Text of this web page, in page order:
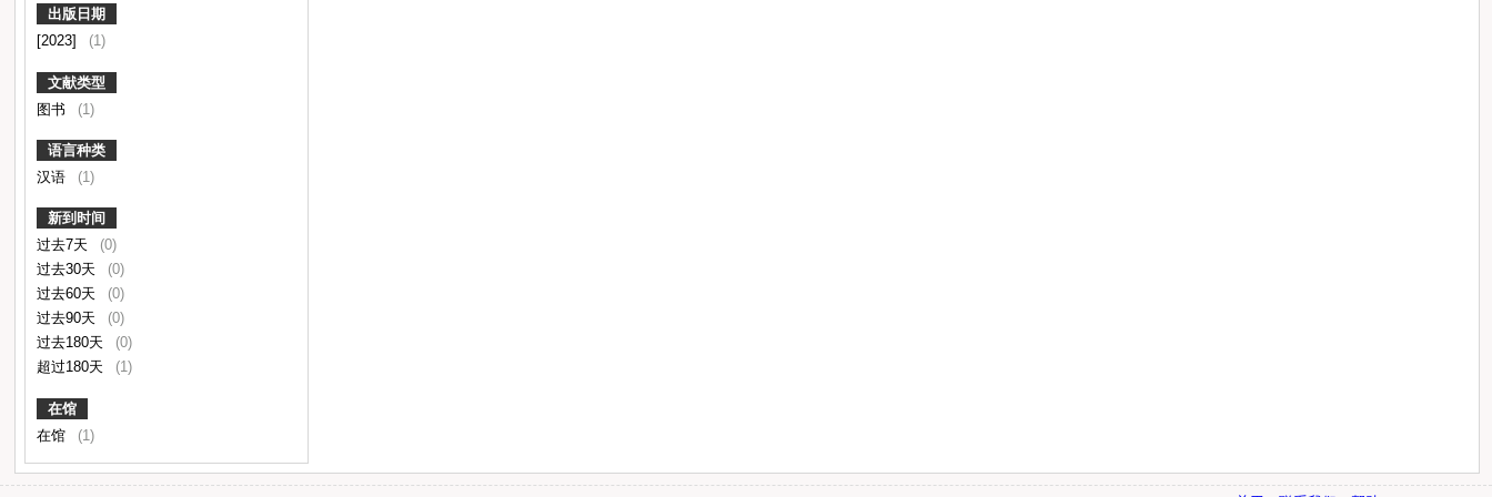
出版日期
[2023]
(1)
文献类型
图书
(1)
语言种类
汉语
(1)
新到时间
过去7天
(0)
过去30天
(0)
过去60天
(0)
过去90天
(0)
过去180天
(0)
超过180天
(1)
在馆
在馆
(1)